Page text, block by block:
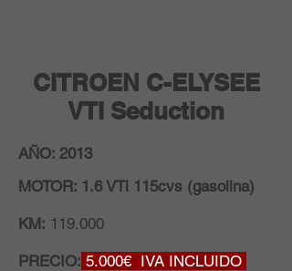
CITROEN C-ELYSEE
VTI Seduction
AÑO: 2013
MOTOR: 1.6 VTi 115cvs (gasolina)
KM: 119.000
PRECIO: 5.000€ IVA INCLUIDO